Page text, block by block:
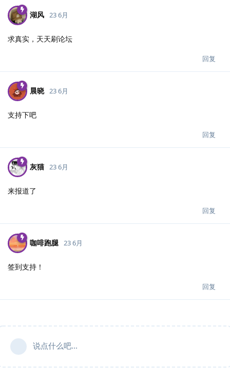
湖风 23 6月
求真实，天天刷论坛
回复
晨晓 23 6月
支持下吧
回复
灰猫 23 6月
来报道了
回复
咖啡跑腿 23 6月
签到支持！
回复
说点什么吧...